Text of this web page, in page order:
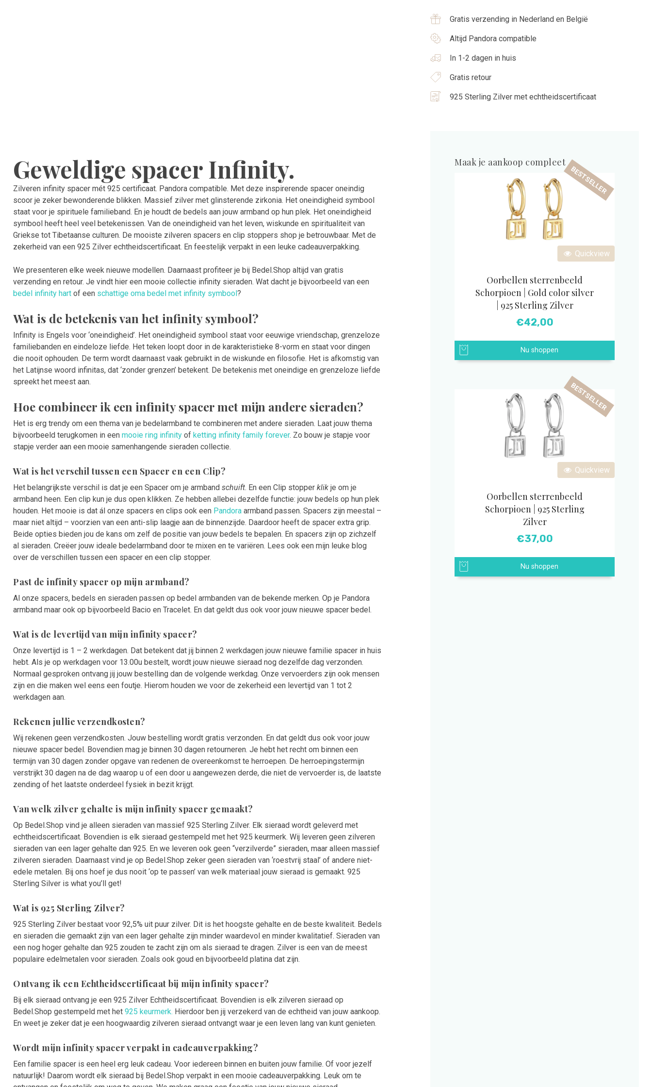
Gratis verzending in Nederland en België
Altijd Pandora compatible
In 1-2 dagen in huis
Gratis retour
925 Sterling Zilver met echtheidscertificaat
Geweldige spacer Infinity.
Zilveren infinity spacer mét 925 certificaat. Pandora compatible. Met deze inspirerende spacer oneindig
scoor je zeker bewonderende blikken. Massief zilver met glinsterende zirkonia. Het oneindigheid symbool
staat voor je spirituele familieband. En je houdt de bedels aan jouw armband op hun plek. Het oneindigheid
symbool heeft heel veel betekenissen. Van de oneindigheid van het leven, wiskunde en spiritualiteit van
Griekse tot Tibetaanse culturen. De mooiste zilveren spacers en clip stoppers shop je betrouwbaar. Met de
zekerheid van een 925 Zilver echtheidscertificaat. En feestelijk verpakt in een leuke cadeauverpakking.
We presenteren elke week nieuwe modellen. Daarnaast profiteer je bij Bedel.Shop altijd van gratis
verzending en retour. Je vindt hier een mooie collectie infinity sieraden. Wat dacht je bijvoorbeeld van een
bedel infinity hart of een schattige oma bedel met infinity symbool?
Wat is de betekenis van het infinity symbool?
Infinity is Engels voor ‘oneindigheid’. Het oneindigheid symbool staat voor eeuwige vriendschap, grenzeloze
familiebanden en eindeloze liefde. Het teken loopt door in de karakteristieke 8-vorm en staat voor dingen
die nooit ophouden. De term wordt daarnaast vaak gebruikt in de wiskunde en filosofie. Het is afkomstig van
het Latijnse woord infinitas, dat ‘zonder grenzen’ betekent. De betekenis met oneindige en grenzeloze liefde
spreekt het meest aan.
Hoe combineer ik een infinity spacer met mijn andere sieraden?
Het is erg trendy om een thema van je bedelarmband te combineren met andere sieraden. Laat jouw thema
bijvoorbeeld terugkomen in een mooie ring infinity of ketting infinity family forever. Zo bouw je stapje voor
stapje verder aan een mooie samenhangende sieraden collectie.
Wat is het verschil tussen een Spacer en een Clip?
Het belangrijkste verschil is dat je een Spacer om je armband schuift. En een Clip stopper klik je om je
armband heen. Een clip kun je dus open klikken. Ze hebben allebei dezelfde functie: jouw bedels op hun plek
houden. Het mooie is dat ál onze spacers en clips ook een Pandora armband passen. Spacers zijn meestal –
maar niet altijd – voorzien van een anti-slip laagje aan de binnenzijde. Daardoor heeft de spacer extra grip.
Beide opties bieden jou de kans om zelf de positie van jouw bedels te bepalen. En spacers zijn op zichzelf
al sieraden. Creëer jouw ideale bedelarmband door te mixen en te variëren. Lees ook een mijn leuke blog
over de verschillen tussen een spacer en een clip stopper.
Past de infinity spacer op mijn armband?
Al onze spacers, bedels en sieraden passen op bedel armbanden van de bekende merken. Op je Pandora
armband maar ook op bijvoorbeeld Bacio en Tracelet. En dat geldt dus ook voor jouw nieuwe spacer bedel.
Wat is de levertijd van mijn infinity spacer?
Onze levertijd is 1 – 2 werkdagen. Dat betekent dat jij binnen 2 werkdagen jouw nieuwe familie spacer in huis
hebt. Als je op werkdagen voor 13.00u bestelt, wordt jouw nieuwe sieraad nog dezelfde dag verzonden.
Normaal gesproken ontvang jij jouw bestelling dan de volgende werkdag. Onze vervoerders zijn ook mensen
zijn en die maken wel eens een foutje. Hierom houden we voor de zekerheid een levertijd van 1 tot 2
werkdagen aan.
Rekenen jullie verzendkosten?
Wij rekenen geen verzendkosten. Jouw bestelling wordt gratis verzonden. En dat geldt dus ook voor jouw
nieuwe spacer bedel. Bovendien mag je binnen 30 dagen retourneren. Je hebt het recht om binnen een
termijn van 30 dagen zonder opgave van redenen de overeenkomst te herroepen. De herroepingstermijn
verstrijkt 30 dagen na de dag waarop u of een door u aangewezen derde, die niet de vervoerder is, de laatste
zending of het laatste onderdeel fysiek in bezit krijgt.
Van welk zilver gehalte is mijn infinity spacer gemaakt?
Op Bedel.Shop vind je alleen sieraden van massief 925 Sterling Zilver. Elk sieraad wordt geleverd met
echtheidscertificaat. Bovendien is elk sieraad gestempeld met het 925 keurmerk. Wij leveren geen zilveren
sieraden van een lager gehalte dan 925. En we leveren ook geen “verzilverde” sieraden, maar alleen massief
zilveren sieraden. Daarnaast vind je op Bedel.Shop zeker geen sieraden van ‘roestvrij staal’ of andere niet-
edele metalen. Bij ons hoef je dus nooit ‘op te passen’ van welk materiaal jouw sieraad is gemaakt. 925
Sterling Silver is what you’ll get!
Wat is 925 Sterling Zilver?
925 Sterling Zilver bestaat voor 92,5% uit puur zilver. Dit is het hoogste gehalte en de beste kwaliteit. Bedels
en sieraden die gemaakt zijn van een lager gehalte zijn minder waardevol en minder kwalitatief. Sieraden van
een nog hoger gehalte dan 925 zouden te zacht zijn om als sieraad te dragen. Zilver is een van de meest
populaire edelmetalen voor sieraden. Zoals ook goud en bijvoorbeeld platina dat zijn.
Ontvang ik een Echtheidscertificaat bij mijn infinity spacer?
Bij elk sieraad ontvang je een 925 Zilver Echtheidscertificaat. Bovendien is elk zilveren sieraad op
Bedel.Shop gestempeld met het 925 keurmerk. Hierdoor ben jij verzekerd van de echtheid van jouw aankoop.
En weet je zeker dat je een hoogwaardig zilveren sieraad ontvangt waar je een leven lang van kunt genieten.
Wordt mijn infinity spacer verpakt in cadeauverpakking?
Een familie spacer is een heel erg leuk cadeau. Voor iedereen binnen en buiten jouw familie. Of voor jezelf
natuurlijk! Daarom wordt elk sieraad bij Bedel.Shop verpakt in een mooie cadeauverpakking. Leuk om te
Maak je aankoop compleet
Quickview
BESTSELLER
Oorbellen sterrenbeeld
Schorpioen | Gold color silver
| 925 Sterling Zilver
€42,00
Nu shoppen
Quickview
BESTSELLER
Oorbellen sterrenbeeld
Schorpioen | 925 Sterling
Zilver
€37,00
Nu shoppen